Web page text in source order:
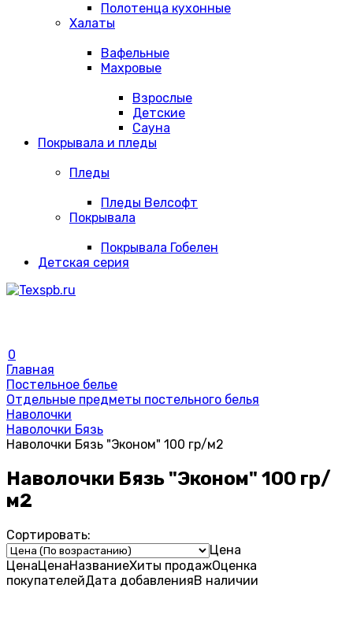
Полотенца кухонные
Халаты
Вафельные
Махровые
Взрослые
Детские
Сауна
Покрывала и пледы
Пледы
Пледы Велсофт
Покрывала
Покрывала Гобелен
Детская серия
0
Главная
Постельное белье
Отдельные предметы постельного белья
Наволочки
Наволочки Бязь
Наволочки Бязь "Эконом" 100 гр/м2
Наволочки Бязь "Эконом" 100 гр/
м2
Сортировать:
Цена
ЦенаЦенаНазваниеХиты продажОценка
покупателейДата добавленияВ наличии